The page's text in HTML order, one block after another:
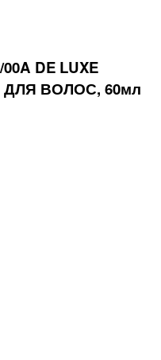
DE LUXE
ВОЛОС, 60мл